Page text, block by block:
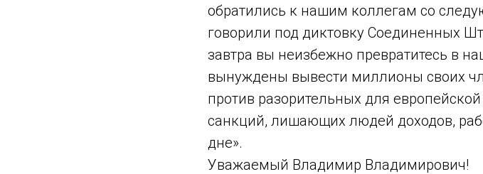
обратились к нашим коллегам со
говорили под диктовку Соединенных
завтра вы неизбежно превратитесь в
вынуждены вывести миллионы своих
против разорительных для
санкций, лишающих людей доходов,
дне».
Уважаемый Владимир Владимирович!